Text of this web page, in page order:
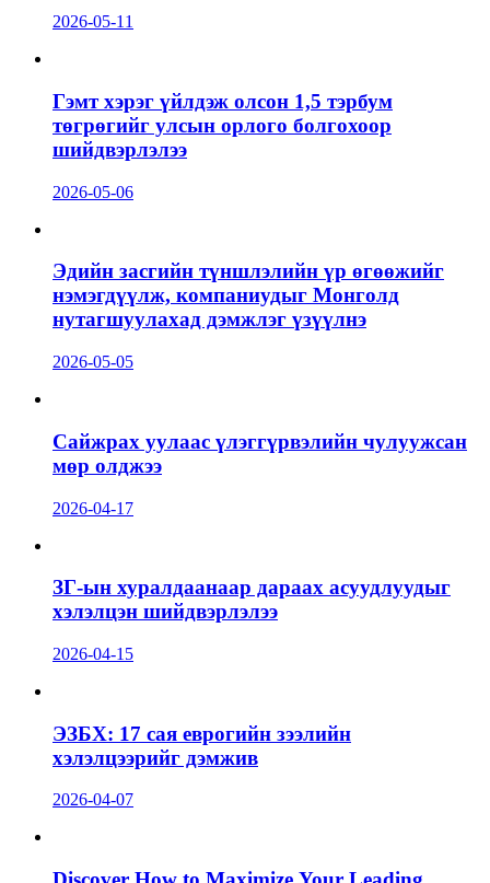
2026-05-11
Гэмт хэрэг үйлдэж олсон 1,5 тэрбум
төгрөгийг улсын орлого болгохоор
шийдвэрлэлээ
2026-05-06
Эдийн засгийн түншлэлийн үр өгөөжийг
нэмэгдүүлж, компаниудыг Монголд
нутагшуулахад дэмжлэг үзүүлнэ
2026-05-05
Сайжрах уулаас үлэггүрвэлийн чулуужсан
мөр олджээ
2026-04-17
ЗГ-ын хуралдаанаар дараах асуудлуудыг
хэлэлцэн шийдвэрлэлээ
2026-04-15
ЭЗБХ: 17 сая еврогийн зээлийн
хэлэлцээрийг дэмжив
2026-04-07